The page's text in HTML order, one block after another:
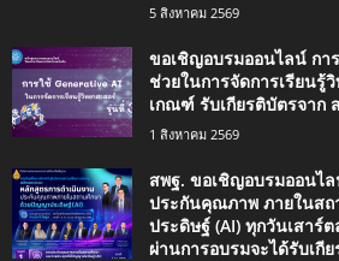
5 สิงหาคม 2569
ขอเชิญอบรมออนไลน์ กา
ช่วยในการจัดการเรียนรู้
เกณฑ์ รับเกียรติบัตรจาก
1 สิงหาคม 2569
สพฐ. ขอเชิญอบรมออนไ
ประกันคุณภาพ ภายในส
ประดิษฐ์ (AI) ทุกวันเสาร์
ผ่านการอบรมจะได้รับเกี